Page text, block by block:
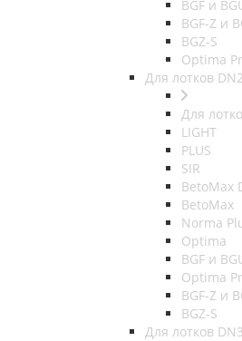
BGF и
BGF-Z и
BGZ-S
Optima
Для лотков
Для
LIGHT
PLUS
SIR
BetoMax
BetoMax
Norma
Optima
BGF и
Optima
BGF-Z и
BGZ-S
Для лотков